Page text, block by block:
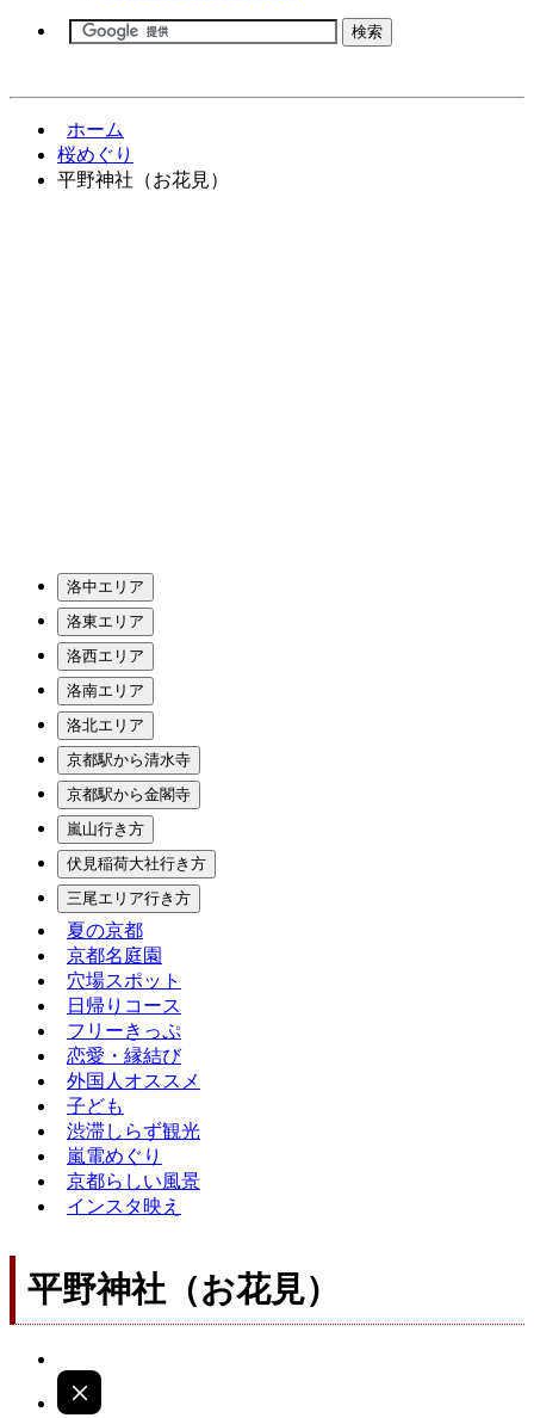
ホーム
桜めぐり
平野神社（お花見）
洛中エリア
洛東エリア
洛西エリア
洛南エリア
洛北エリア
京都駅から清水寺
京都駅から金閣寺
嵐山行き方
伏見稲荷大社行き方
三尾エリア行き方
夏の京都
京都名庭園
穴場スポット
日帰りコース
フリーきっぷ
恋愛・縁結び
外国人オススメ
子ども
渋滞しらず観光
嵐電めぐり
京都らしい風景
インスタ映え
平野神社（お花見）